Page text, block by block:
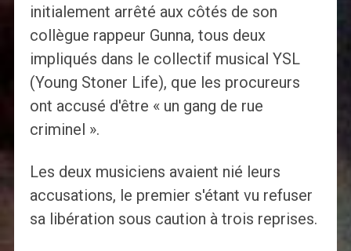
initialement arrêté aux côtés de son
collègue rappeur Gunna, tous deux
impliqués dans le collectif musical YSL
(Young Stoner Life), que les procureurs
ont accusé d'être « un gang de rue
criminel ».
Les deux musiciens avaient nié leurs
accusations, le premier s'étant vu refuser
sa libération sous caution à trois reprises.